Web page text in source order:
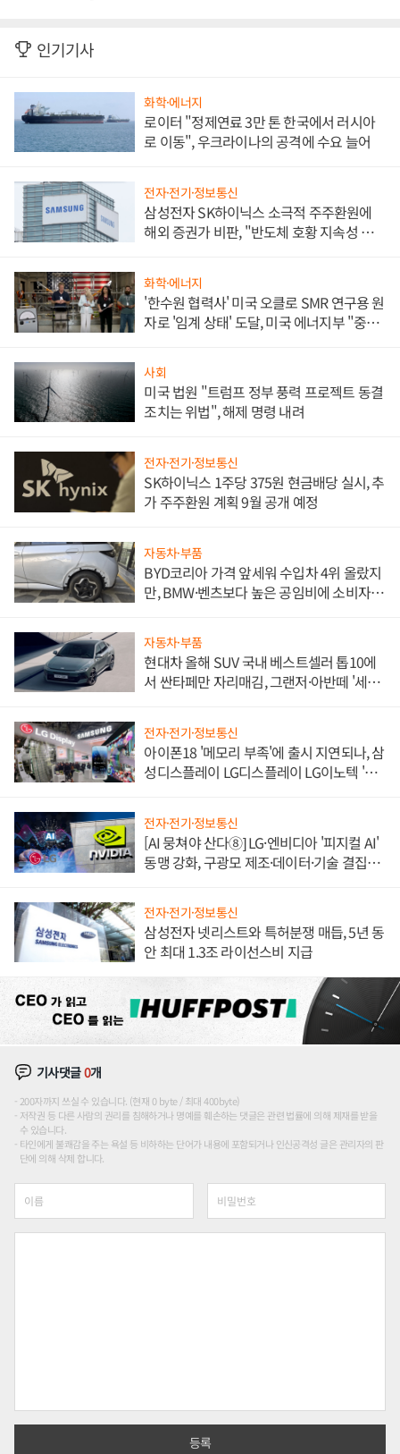
인기기사
화학·에너지
로이터 "정제연료 3만 톤 한국에서 러시아
로 이동", 우크라이나의 공격에 수요 늘어
전자·전기·정보통신
삼성전자 SK하이닉스 소극적 주주환원에
해외 증권가 비판, "반도체 호황 지속성 의
화학·에너지
'한수원 협력사' 미국 오클로 SMR 연구용 원
자로 '임계 상태' 도달, 미국 에너지부 "중요
사회
미국 법원 "트럼프 정부 풍력 프로젝트 동결
조치는 위법", 해제 명령 내려
전자·전기·정보통신
SK하이닉스 1주당 375원 현금배당 실시, 추
가 주주환원 계획 9월 공개 예정
자동차·부품
BYD코리아 가격 앞세워 수입차 4위 올랐지
만, BMW·벤츠보다 높은 공임비에 소비자
자동차·부품
현대차 올해 SUV 국내 베스트셀러 톱10에
서 싼타페만 자리매김, 그랜저·아반떼 '세단
전자·전기·정보통신
아이폰18 '메모리 부족'에 출시 지연되나, 삼
성디스플레이 LG디스플레이 LG이노텍 '탈
전자·전기·정보통신
[AI 뭉쳐야 산다⑧] LG·엔비디아 '피지컬 AI'
동맹 강화, 구광모 제조·데이터·기술 결집
전자·전기·정보통신
삼성전자 넷리스트와 특허분쟁 매듭, 5년 동
안 최대 1.3조 라이선스비 지급
기사댓글0개
200자까지 쓰실 수 있습니다. (현재 0 byte / 최대 400byte)
저작권 등 다른 사람의 권리를 침해하거나 명예를 훼손하는 댓글은 관련 법률에 의해 제재를 받을
수 있습니다.
타인에게 불쾌감을 주는 욕설 등 비하하는 단어가 내용에 포함되거나 인신공격성 글은 관리자의 판
단에 의해 삭제 합니다.